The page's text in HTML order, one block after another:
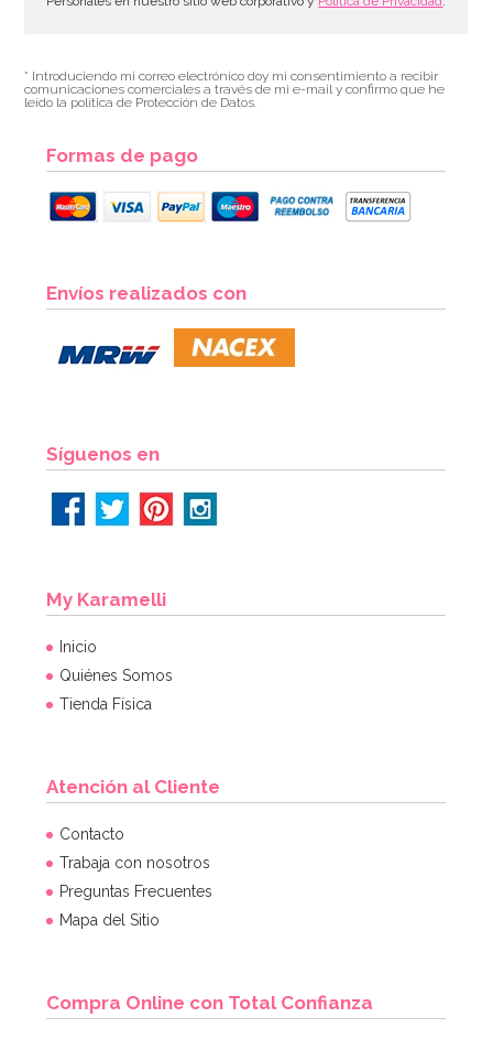
* Introduciendo mi correo electrónico doy mi consentimiento a recibir
comunicaciones comerciales a través de mi e-mail y confirmo que he
leído la política de Protección de Datos.
Formas de pago
Envíos realizados con
Síguenos en
My Karamelli
Inicio
Quiénes Somos
Tienda Física
Atención al Cliente
Contacto
Trabaja con nosotros
Preguntas Frecuentes
Mapa del Sitio
Compra Online con Total Confianza